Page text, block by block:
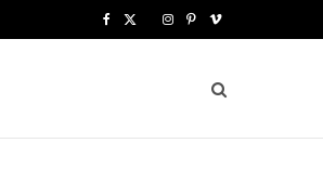
e w
I
t
P
t
V
m
e